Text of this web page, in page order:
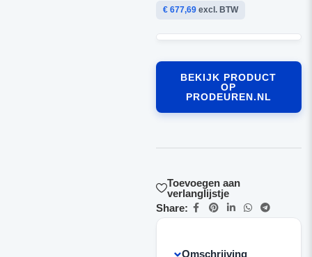
€ 677,69excl. BTW
BEKIJK PRODUCT
OP
PRODEUREN.NL
Toevoegen aan
verlanglijstje
Share:
Omschrijving